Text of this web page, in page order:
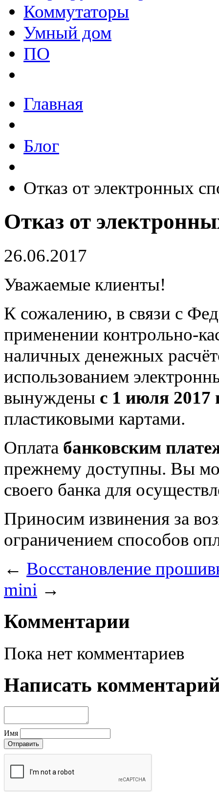
Коммутаторы
Умный дом
ПО
Главная
Блог
Отказ от электронных
Отказ от
26.06.2017
Уважаемые клиенты!
К сожалению, в связи с
применении контрольно-
наличных денежных
использованием
вынуждены с 1 июля 2017
пластиковыми картами.
Оплата банковским
прежнему доступны. Вы
своего банка для
Приносим извинения за
ограничением способов
← Восстановление
mini →
Комментарии
Пока нет комментариев
Написать
Имя